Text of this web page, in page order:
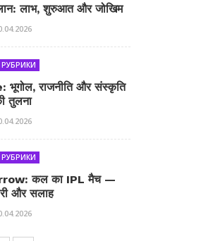
लाभ, शुरुआत और जोखिम
РУБРИКИ
राजनीति और संस्कृति
तुलना
РУБРИКИ
कल का IPL मैच —
और सलाह